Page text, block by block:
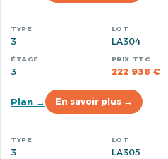
3 LA304
3 222 938 €
Plan → En savoir plus →
3 LA305